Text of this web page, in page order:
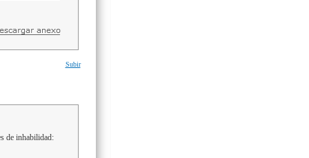
Subir
de inhabilidad: